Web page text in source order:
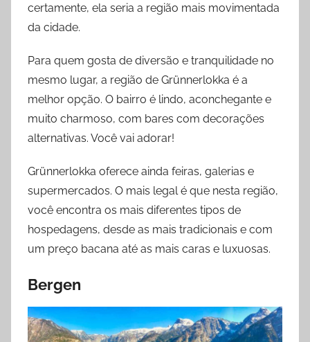
certamente, ela seria a região mais movimentada
da cidade.
Para quem gosta de diversão e tranquilidade no
mesmo lugar, a região de Grünnerlokka é a
melhor opção. O bairro é lindo, aconchegante e
muito charmoso, com bares com decorações
alternativas. Você vai adorar!
Grünnerlokka oferece ainda feiras, galerias e
supermercados. O mais legal é que nesta região,
você encontra os mais diferentes tipos de
hospedagens, desde as mais tradicionais e com
um preço bacana até as mais caras e luxuosas.
Bergen